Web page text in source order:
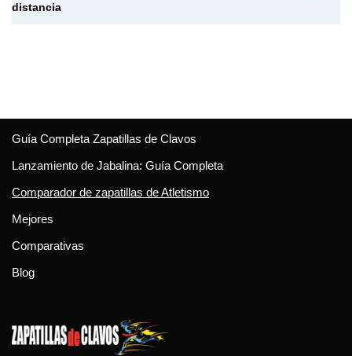
distancia
Guía Completa Zapatillas de Clavos
Lanzamiento de Jabalina: Guía Completa
Comparador de zapatillas de Atletismo
Mejores
Comparativas
Blog